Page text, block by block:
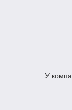
У